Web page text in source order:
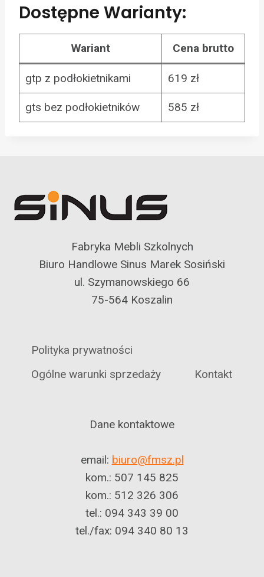
Dostępne Warianty:
Wariant Cena brutto
gtp z podłokietnikami 619 zł
gts bez podłokietników 585 zł
Fabryka Mebli Szkolnych
Biuro Handlowe Sinus Marek Sosiński
ul. Szymanowskiego 66
75-564 Koszalin
Polityka prywatności
Ogólne warunki sprzedaży
Kontakt
Dane kontaktowe
email: biuro@fmsz.pl
kom.: 507 145 825
kom.: 512 326 306
tel.: 094 343 39 00
tel./fax: 094 340 80 13